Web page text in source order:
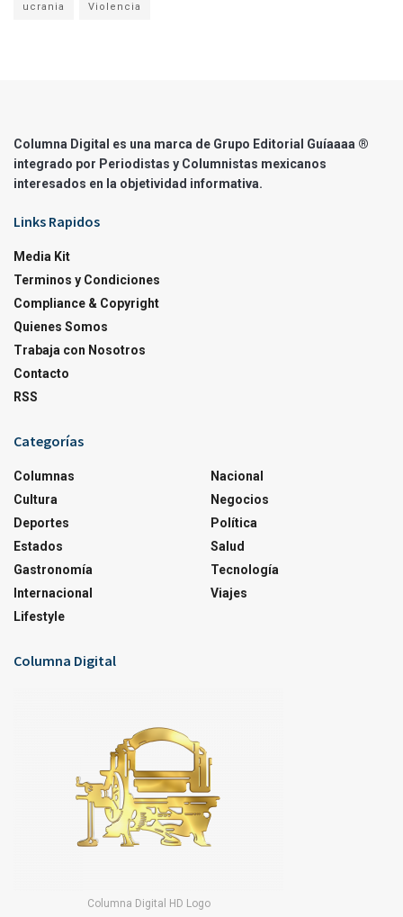
ucrania Violencia
Columna Digital es una marca de Grupo Editorial Guíaaaa ®
integrado por Periodistas y Columnistas mexicanos
interesados en la objetividad informativa.
Links Rapidos
Media Kit
Terminos y Condiciones
Compliance & Copyright
Quienes Somos
Trabaja con Nosotros
Contacto
RSS
Categorías
Columnas
Cultura
Deportes
Estados
Gastronomía
Internacional
Lifestyle
Nacional
Negocios
Política
Salud
Tecnología
Viajes
Columna Digital
Columna Digital HD Logo